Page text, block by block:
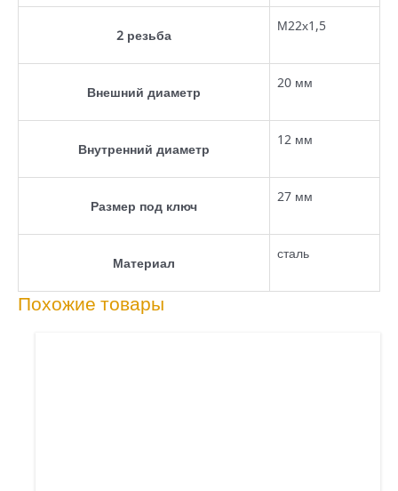
2 резьба
М22х1,5
Внешний диаметр
20 мм
Внутренний диаметр
12 мм
Размер под ключ
27 мм
Материал
сталь
Похожие товары